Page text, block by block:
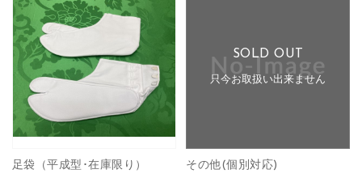
足袋（平成型･在庫限り）
SOLD OUT
只今お取扱い出来ません
その他(個別対応)